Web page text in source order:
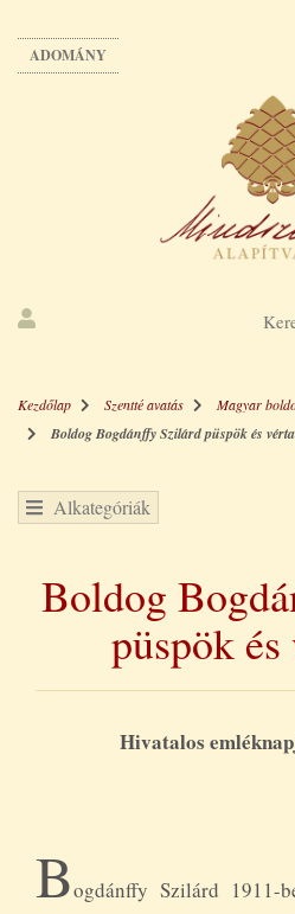
tartalomra
ADOMÁNY
Kezdőlap Szentté avatás Magyar
Boldog Bogdánffy Szilárd püspök és
Alkategóriák
Boldog
püspök
Hivatalos
Bogdánffy Szilárd 1911-